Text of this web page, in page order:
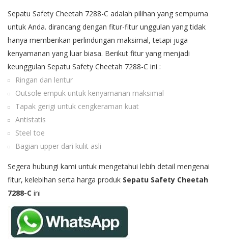
Sepatu Safety Cheetah 7288-C adalah pilihan yang sempurna
untuk Anda. dirancang dengan fitur-fitur unggulan yang tidak
hanya memberikan perlindungan maksimal, tetapi juga
kenyamanan yang luar biasa. Berikut fitur yang menjadi
keunggulan Sepatu Safety Cheetah 7288-C ini :
Ringan dan lentur
Outsole empuk untuk kenyamanan maksimal
Tapak gerigi untuk cengkeraman kuat
Antistatis
Steel toe
Bagian upper dari kulit asli
Segera hubungi kami untuk mengetahui lebih detail mengenai
fitur, kelebihan serta harga produk Sepatu Safety Cheetah
7288-C ini